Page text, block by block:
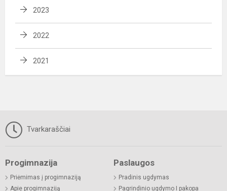
2023
2022
2021
Tvarkaraščiai
Progimnazija
Priėmimas į progimnaziją
Apie progimnaziją
Paslaugos
Pradinis ugdymas
Pagrindinio ugdymo I pakopa